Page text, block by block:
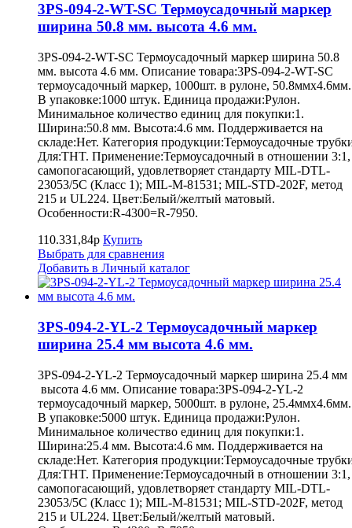
3PS-094-2-WT-SC Термоусадочный маркер
ширина 50.8 мм. высота 4.6 мм.
3PS-094-2-WT-SC Термоусадочный маркер ширина 50.8
мм. высота 4.6 мм. Описание товара:3PS-094-2-WT-SC
термоусадочный маркер, 1000шт. в рулоне, 50.8ммх4.6мм.
В упаковке:1000 штук. Единица продажи:Рулон.
Минимальное количество единиц для покупки:1.
Ширина:50.8 мм. Высота:4.6 мм. Поддерживается на
складе:Нет. Категория продукции:Термоусадочные
Для:THT. Применение:Термоусадочный в отношении 3:1,
самопогасающий, удовлетворяет стандарту MIL-DTL-
23053/5C (Класс 1); MIL-M-81531; MIL-STD-202F, метод
215 и UL224. Цвет:Белый/желтый матовый.
Особенности:R-4300=R-7950.
110.331,84р Купить
Выбрать для сравнения
Добавить в Личный каталог
3PS-094-2-YL-2 Термоусадочный маркер
ширина 25.4 мм высота 4.6 мм.
3PS-094-2-YL-2 Термоусадочный маркер ширина 25.4 мм
высота 4.6 мм. Описание товара:3PS-094-2-YL-2
термоусадочный маркер, 5000шт. в рулоне, 25.4ммх4.6мм.
В упаковке:5000 штук. Единица продажи:Рулон.
Минимальное количество единиц для покупки:1.
Ширина:25.4 мм. Высота:4.6 мм. Поддерживается на
складе:Нет. Категория продукции:Термоусадочные
Для:THT. Применение:Термоусадочный в отношении 3:1,
самопогасающий, удовлетворяет стандарту MIL-DTL-
23053/5C (Класс 1); MIL-M-81531; MIL-STD-202F, метод
215 и UL224. Цвет:Белый/желтый матовый.